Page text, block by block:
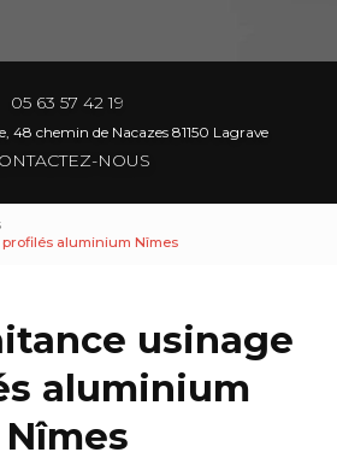
05 63 57 42 19
48 chemin de Nacazes 81150 Lagrave
NOUS
aluminium Nîmes
usinage
aluminium
Nîmes